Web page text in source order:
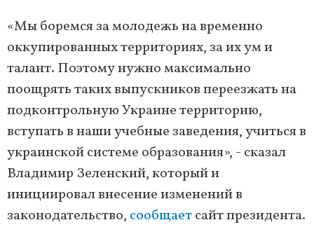
«Мы боремся за молодежь на временно
оккупированных территориях, за их ум и
талант. Поэтому нужно максимально
поощрять таких выпускников переезжать на
подконтрольную Украине территорию,
вступать в наши учебные заведения, учиться в
украинской системе образования», - сказал
Владимир Зеленский, который и
инициировал внесение изменений в
законодательство, сообщаетсайт президента.